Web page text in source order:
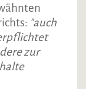
"auch
zur